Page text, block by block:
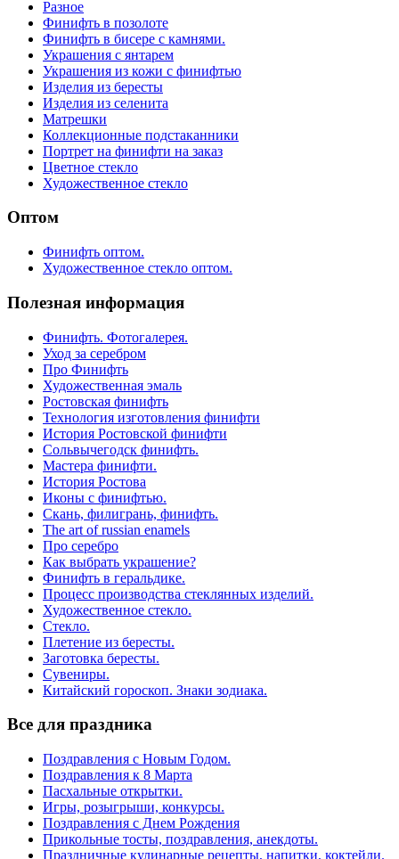
Разное
Финифть в позолоте
Финифть в бисере с камнями.
Украшения с янтарем
Украшения из кожи с финифтью
Изделия из бересты
Изделия из селенита
Матрешки
Коллекционные подстаканники
Портрет на финифти на заказ
Цветное стекло
Художественное стекло
Оптом
Финифть оптом.
Художественное стекло оптом.
Полезная информация
Финифть. Фотогалерея.
Уход за серебром
Про Финифть
Художественная эмаль
Ростовская финифть
Технология изготовления финифти
История Ростовской финифти
Сольвычегодск финифть.
Мастера финифти.
История Ростова
Иконы с финифтью.
Скань, филигрань, финифть.
The art of russian enamels
Про серебро
Как выбрать украшение?
Финифть в геральдике.
Процесс производства стеклянных изделий.
Художественное стекло.
Стекло.
Плетение из бересты.
Заготовка бересты.
Сувениры.
Китайский гороскоп. Знаки зодиака.
Все для праздника
Поздравления с Новым Годом.
Поздравления к 8 Марта
Пасхальные открытки.
Игры, розыгрыши, конкурсы.
Поздравления с Днем Рождения
Прикольные тосты, поздравления, анекдоты.
Праздничные кулинарные рецепты, напитки, коктейли.